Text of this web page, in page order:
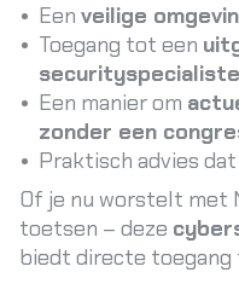
Een veilige
Toegang tot een
Een manier om
zonder een
Praktisch advies
Of je nu worstelt met
toetsen – deze
biedt directe